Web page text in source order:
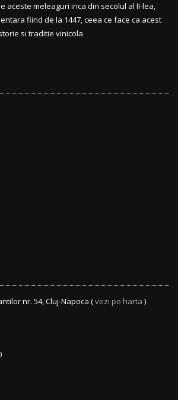
aceste meleaguri inca din secolul al II-lea,
fiind de la 1447, ceea ce face ca acest
si traditie vinicola
nr. 54, Cluj-Napoca (vezi pe harta )